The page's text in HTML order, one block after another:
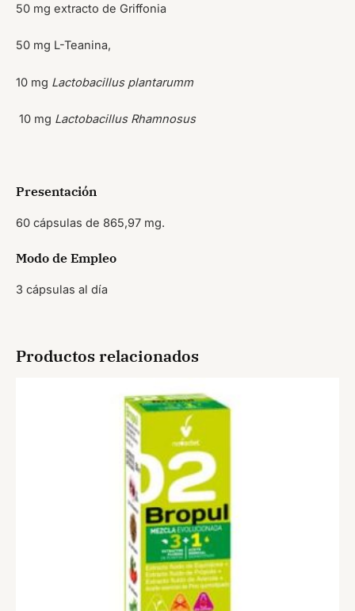
50 mg extracto de Griffonia
50 mg L-Teanina,
10 mg Lactobacillus plantarumm
10 mg Lactobacillus Rhamnosus
Presentación
60 cápsulas de 865,97 mg.
Modo de Empleo
3 cápsulas al día
Productos relacionados